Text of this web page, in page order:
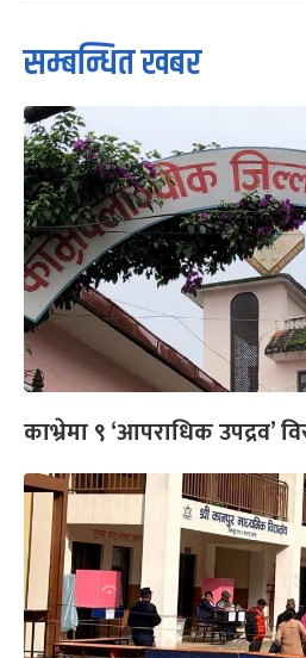
सम्बन्धित खबर
काभ्रेमा ९ ‘आपराधिक उपद्रव’